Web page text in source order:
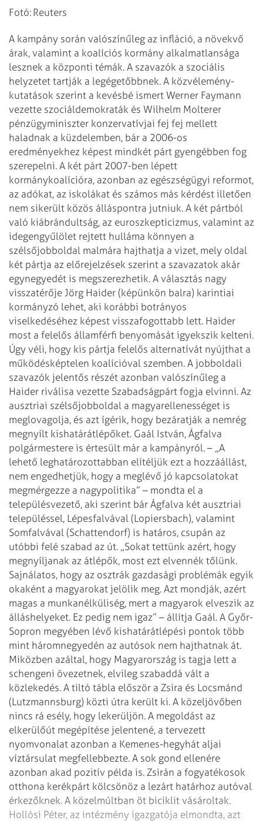
Fotó: Reuters
A kampány során valószínűleg az infláció, a növekvő
árak, valamint a koalíciós kormány alkalmatlansága
lesznek a központi témák. A szavazók a szociális
helyzetet tartják a legégetőbbnek. A közvélemény-
kutatások szerint a kevésbé ismert Werner Faymann
vezette szociáldemokraták és Wilhelm Molterer
pénzügyminiszter konzervatívjai fej fej mellett
haladnak a küzdelemben, bár a 2006-os
eredményekhez képest mindkét párt gyengébben fog
szerepelni. A két párt 2007-ben lépett
kormánykoalícióra, azonban az egészségügyi reformot,
az adókat, az iskolákat és számos más kérdést illetően
nem sikerült közös álláspontra jutniuk. A két pártból
való kiábrándultság, az euroszkepticizmus, valamint az
idegengyűlölet rejtett hulláma könnyen a
szélsőjobboldal malmára hajthatja a vizet, mely oldal
két pártja az előrejelzések szerint a szavazatok akár
egynegyedét is megszerezhetik. A választás nagy
visszatérője Jörg Haider (képünkön balra) karintiai
kormányzó lehet, aki korábbi botrányos
viselkedéséhez képest visszafogottabb lett. Haider
most a felelős államférfi benyomását igyekszik kelteni.
Úgy véli, hogy kis pártja felelős alternatívát nyújthat a
működésképtelen koalícióval szemben. A jobboldali
szavazók jelentős részét azonban valószínűleg a
Haider riválisa vezette Szabadságpárt fogja elvinni. Az
ausztriai szélsőjobboldal a magyarellenességet is
meglovagolja, és azt ígérik, hogy bezáratják a nemrég
megnyílt kishatárátlépőket. Gaál István, Ágfalva
polgármestere is értesült már a kampányról. – „A
lehető leghatározottabban elítéljük ezt a hozzáállást,
nem engedhetjük, hogy a meglévő jó kapcsolatokat
megmérgezze a nagypolitika” – mondta el a
településvezető, aki szerint bár Ágfalva két ausztriai
településsel, Lépesfalvával (Lopiersbach), valamint
Somfalvával (Schattendorf) is határos, csupán az
utóbbi felé szabad az út. „Sokat tettünk azért, hogy
megnyíljanak az átlépők, most ezt elvennék tőlünk.
Sajnálatos, hogy az osztrák gazdasági problémák egyik
okaként a magyarokat jelölik meg. Azt mondják, azért
magas a munkanélküliség, mert a magyarok elveszik az
álláshelyeket. Ez pedig nem igaz” – állítja Gaál. A Győr-
Sopron megyében lévő kishatárátlépési pontok több
mint háromnegyedén az autósok nem hajthatnak át.
Miközben azáltal, hogy Magyarország is tagja lett a
schengeni övezetnek, elvileg szabaddá vált a
közlekedés. A tiltó tábla először a Zsira és Locsmánd
(Lutzmannsburg) közti útra került ki. A közeljövőben
nincs rá esély, hogy lekerüljön. A megoldást az
elkerülőút megépítése jelentené, a tervezett
nyomvonalat azonban a Kemenes-hegyhát aljai
víztársulat megfellebbezte. A sok gond ellenére
azonban akad pozitív példa is. Zsirán a fogyatékosok
otthona kerékpárt kölcsönöz a lezárt határhoz autóval
érkezőknek. A közelmúltban öt biciklit vásároltak.
Hollósi Péter, az intézmény igazgatója elmondta, azt